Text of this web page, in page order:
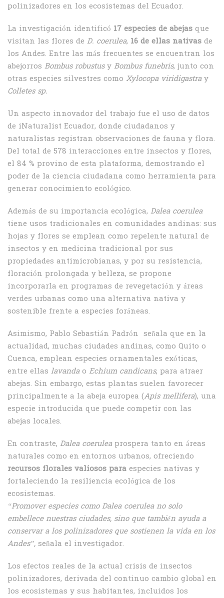
polinizadores en los ecosistemas del Ecuador.
La investigación identificó 17 especies de abejas que
visitan las flores de D. coerulea, 16 de ellas nativas de
los Andes. Entre las más frecuentes se encuentran los
abejorros Bombus robustusy Bombus funebris, junto con
otras especies silvestres como Xylocopa viridigastray
Colletes sp.
Un aspecto innovador del trabajo fue el uso de datos
de iNaturalist Ecuador, donde ciudadanos y
naturalistas registran observaciones de fauna y flora.
Del total de 578 interacciones entre insectos y flores,
el 84 % provino de esta plataforma, demostrando el
poder de la ciencia ciudadana como herramienta para
generar conocimiento ecológico.
Además de su importancia ecológica, Dalea coerulea
tiene usos tradicionales en comunidades andinas: sus
hojas y flores se emplean como repelente natural de
insectos y en medicina tradicional por sus
propiedades antimicrobianas, y por su resistencia,
floración prolongada y belleza, se propone
incorporarla en programas de revegetación y áreas
verdes urbanas como una alternativa nativa y
sostenible frente a especies foráneas.
Asimismo, Pablo Sebastián Padrón señala que en la
actualidad, muchas ciudades andinas, como Quito o
Cuenca, emplean especies ornamentales exóticas,
entre ellas lavandao Echium candicans, para atraer
abejas. Sin embargo, estas plantas suelen favorecer
principalmente a la abeja europea (Apis mellifera), una
especie introducida que puede competir con las
abejas locales.
En contraste, Dalea coeruleaprospera tanto en áreas
naturales como en entornos urbanos, ofreciendo
recursos florales valiosos para especies nativas y
fortaleciendo la resiliencia ecológica de los
ecosistemas.
“Promover especies como Dalea coerulea no solo
embellece nuestras ciudades, sino que también ayuda a
conservar a los polinizadores que sostienen la vida en los
Andes”, señala el investigador.
Los efectos reales de la actual crisis de insectos
polinizadores, derivada del continuo cambio global en
los ecosistemas y sus habitantes, incluidos los